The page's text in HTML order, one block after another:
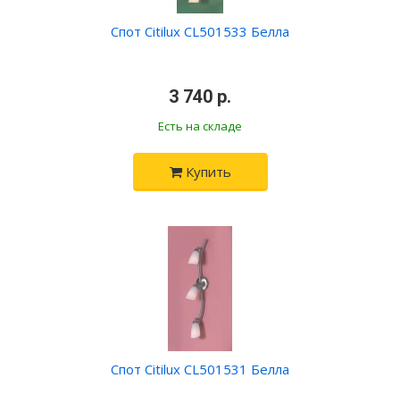
Спот Citilux CL501533 Белла
3 740 р.
Есть на складе
Купить
Спот Citilux CL501531 Белла